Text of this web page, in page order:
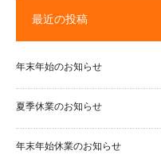
最近の投稿
年末年始のお知らせ
夏季休業のお知らせ
年末年始休業のお知らせ